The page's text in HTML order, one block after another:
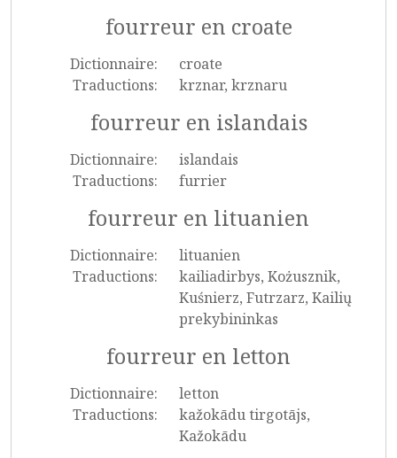
fourreur en croate
Dictionnaire:
croate
Traductions:
krznar, krznaru
fourreur en islandais
Dictionnaire:
islandais
Traductions:
furrier
fourreur en lituanien
Dictionnaire:
lituanien
Traductions:
kailiadirbys, Kożusznik,
Kuśnierz, Futrzarz, Kailių
prekybininkas
fourreur en letton
Dictionnaire:
letton
Traductions:
kažokādu tirgotājs,
Kažokādu